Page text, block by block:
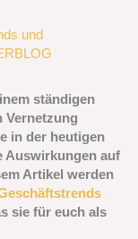
und
ständigen
Vernetzung
in der heutigen
Auswirkungen auf
Artikel werden
sie für euch als